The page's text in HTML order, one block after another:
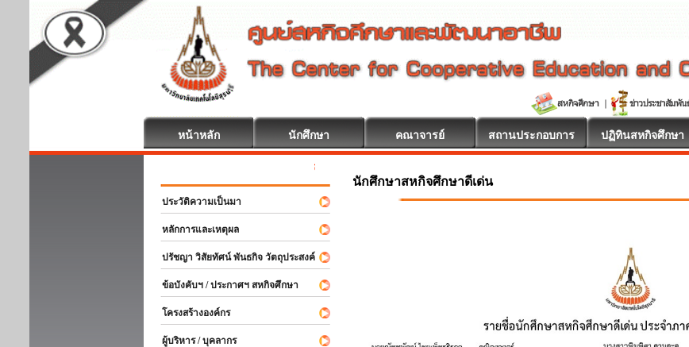
หน้าหลัก นักศึกษา คณาจารย์ สถานประกอบการ ปฏิทินสหกิจศึกษา
สหกิจศึกษา ยินดีต้อนรับ
ประวัติความเป็นมา
หลักการและเหตุผล
ปรัชญา วิสัยทัศน์ พันธกิจ วัตถุประสงค์
ข้อบังคับฯ / ประกาศฯ สหกิจศึกษา
โครงสร้างองค์กร
ผู้บริหาร / บุคลากร
นักศึกษาสหกิจศึกษาดีเด่น